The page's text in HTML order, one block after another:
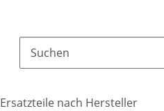
Ersatzteile nach Hersteller